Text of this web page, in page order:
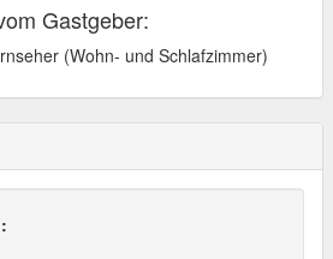
Gastgeber:
(Wohn- und Schlafzimmer)